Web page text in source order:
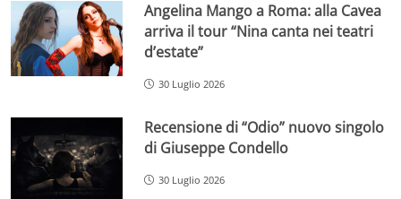
Angelina Mango a Roma: alla Cavea
arriva il tour “Nina canta nei teatri
d’estate”
30 Luglio 2026
Recensione di “Odio” nuovo singolo
di Giuseppe Condello
30 Luglio 2026